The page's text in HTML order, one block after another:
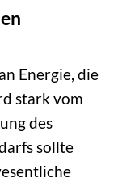
Energie, die
stark vom
des
sollte